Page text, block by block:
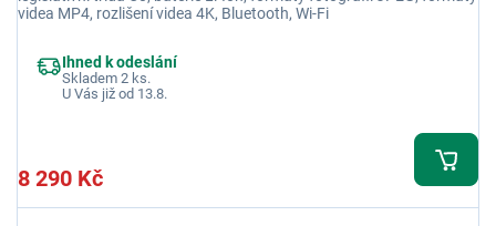
videa MP4, rozlišení videa 4K, Bluetooth, Wi-Fi
Ihned k odeslání
Skladem 2 ks.
U Vás již od 13.8.
8 290 Kč